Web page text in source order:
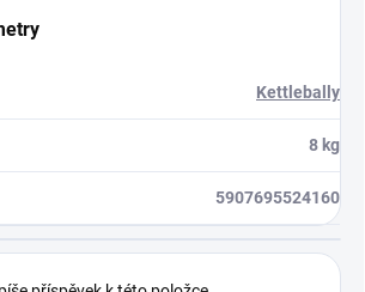
Kettlebally
8 kg
5907695524160